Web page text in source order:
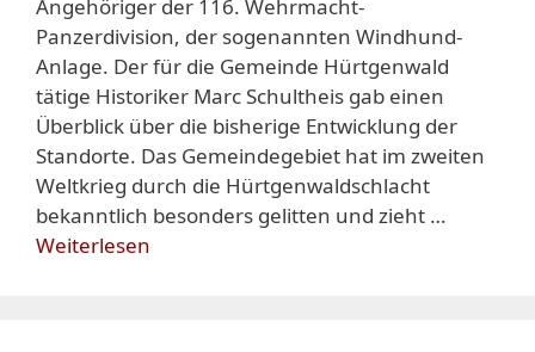
Angehöriger der 116. Wehrmacht-
Panzerdivision, der sogenannten Windhund-
Anlage. Der für die Gemeinde Hürtgenwald
tätige Historiker Marc Schultheis gab einen
Überblick über die bisherige Entwicklung der
Standorte. Das Gemeindegebiet hat im zweiten
Weltkrieg durch die Hürtgenwaldschlacht
bekanntlich besonders gelitten und zieht …
Weiterlesen